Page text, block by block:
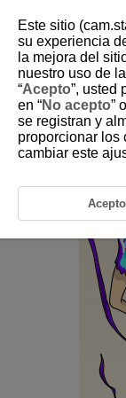
6-28
This setting is
entire groups in
Este sitio
su experiencia
la mejora del
nuestro uso de
“Acepto”, usted
en “No acepto”
se registran y
proporcionar los
cambiar este
Acepto